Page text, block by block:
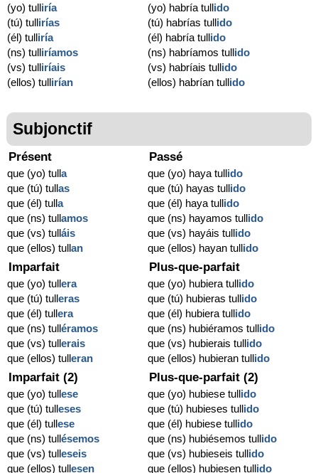
(yo) tulliría
(tú) tullirías
(él) tulliría
(ns) tulliríamos
(vs) tulliríais
(ellos) tullirían
(yo) habría tullido
(tú) habrías tullido
(él) habría tullido
(ns) habríamos tullido
(vs) habríais tullido
(ellos) habrían tullido
Subjonctif
Présent
que (yo) tulla
que (tú) tullas
que (él) tulla
que (ns) tullamos
que (vs) tulláis
que (ellos) tullan
Passé
que (yo) haya tullido
que (tú) hayas tullido
que (él) haya tullido
que (ns) hayamos tullido
que (vs) hayáis tullido
que (ellos) hayan tullido
Imparfait
que (yo) tullera
que (tú) tulleras
que (él) tullera
que (ns) tulléramos
que (vs) tullerais
que (ellos) tulleran
Plus-que-parfait
que (yo) hubiera tullido
que (tú) hubieras tullido
que (él) hubiera tullido
que (ns) hubiéramos tullido
que (vs) hubierais tullido
que (ellos) hubieran tullido
Imparfait (2)
que (yo) tullese
que (tú) tulleses
que (él) tullese
que (ns) tullésemos
que (vs) tulleseis
que (ellos) tullesen
Plus-que-parfait (2)
que (yo) hubiese tullido
que (tú) hubieses tullido
que (él) hubiese tullido
que (ns) hubiésemos tullido
que (vs) hubieseis tullido
que (ellos) hubiesen tullido